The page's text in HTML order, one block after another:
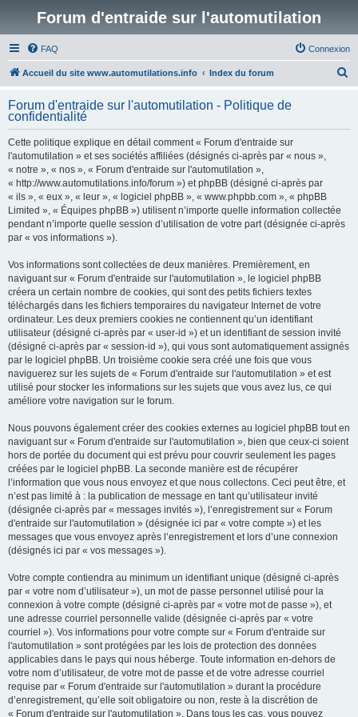
Forum d'entraide sur l'automutilation
FAQ Connexion
Accueil du site www.automutilations.info Index du forum
h
Forum d'entraide sur l'automutilation - Politique de
confidentialité
Cette politique explique en détail comment « Forum d'entraide sur
l'automutilation » et ses sociétés affiliées (désignés ci-après par « nous »,
« notre », « nos », « Forum d'entraide sur l'automutilation »,
« http://www.automutilations.info/forum ») et phpBB (désigné ci-après par
« ils », « eux », « leur », « logiciel phpBB », « www.phpbb.com », « phpBB
Limited », « Équipes phpBB ») utilisent n’importe quelle information collectée
pendant n’importe quelle session d’utilisation de votre part (désignée ci-après
par « vos informations »).
Vos informations sont collectées de deux manières. Premièrement, en
naviguant sur « Forum d'entraide sur l'automutilation », le logiciel phpBB
créera un certain nombre de cookies, qui sont des petits fichiers textes
téléchargés dans les fichiers temporaires du navigateur Internet de votre
ordinateur. Les deux premiers cookies ne contiennent qu’un identifiant
utilisateur (désigné ci-après par « user-id ») et un identifiant de session invité
(désigné ci-après par « session-id »), qui vous sont automatiquement assignés
par le logiciel phpBB. Un troisième cookie sera créé une fois que vous
naviguerez sur les sujets de « Forum d'entraide sur l'automutilation » et est
utilisé pour stocker les informations sur les sujets que vous avez lus, ce qui
améliore votre navigation sur le forum.
Nous pouvons également créer des cookies externes au logiciel phpBB tout en
naviguant sur « Forum d'entraide sur l'automutilation », bien que ceux-ci soient
hors de portée du document qui est prévu pour couvrir seulement les pages
créées par le logiciel phpBB. La seconde manière est de récupérer
l’information que vous nous envoyez et que nous collectons. Ceci peut être, et
n’est pas limité à : la publication de message en tant qu’utilisateur invité
(désignée ci-après par « messages invités »), l’enregistrement sur « Forum
d'entraide sur l'automutilation » (désignée ici par « votre compte ») et les
messages que vous envoyez après l’enregistrement et lors d’une connexion
(désignés ici par « vos messages »).
Votre compte contiendra au minimum un identifiant unique (désigné ci-après
par « votre nom d’utilisateur »), un mot de passe personnel utilisé pour la
connexion à votre compte (désigné ci-après par « votre mot de passe »), et
une adresse courriel personnelle valide (désignée ci-après par « votre
courriel »). Vos informations pour votre compte sur « Forum d'entraide sur
l'automutilation » sont protégées par les lois de protection des données
applicables dans le pays qui nous héberge. Toute information en-dehors de
votre nom d’utilisateur, de votre mot de passe et de votre adresse courriel
requise par « Forum d'entraide sur l'automutilation » durant la procédure
d’enregistrement, qu’elle soit obligatoire ou non, reste à la discrétion de
« Forum d'entraide sur l'automutilation ». Dans tous les cas, vous pouvez